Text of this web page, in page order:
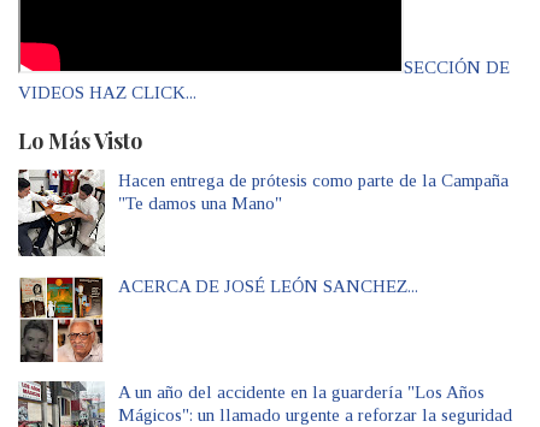
SECCIÓN DE
VIDEOS HAZ CLICK...
Lo Más Visto
Hacen entrega de prótesis como parte de la Campaña
"Te damos una Mano"
ACERCA DE JOSÉ LEÓN SANCHEZ...
A un año del accidente en la guardería "Los Años
Mágicos": un llamado urgente a reforzar la seguridad